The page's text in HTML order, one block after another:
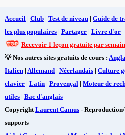
Accueil | Club | Test de niveau | Guide de
les plus populaires | Partager | Livre d'or
Recevoir 1 leçon gratuite par
💡 Nos autres sites gratuits de cours :
Italien | Allemand | Néerlandais | Culture
clavier | Latin | Provençal | Moteur de
utiles | Bac d'anglais
Copyright Laurent Camus -
supports